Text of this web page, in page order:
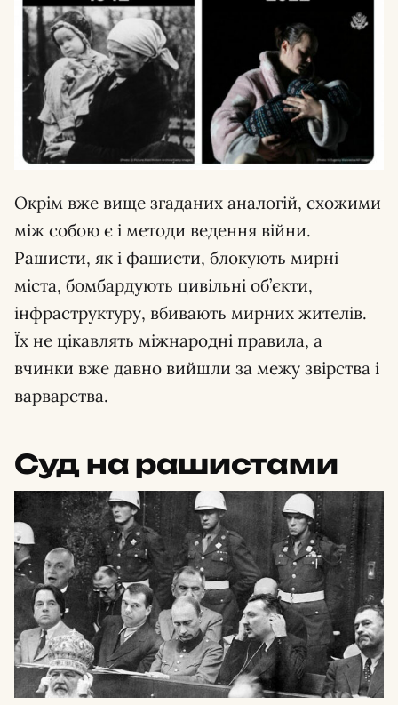
Окрім вже вище згаданих аналогій, схожими
між собою є і методи ведення війни.
Рашисти, як і фашисти, блокують мирні
міста, бомбардують цивільні об’єкти,
інфраструктуру, вбивають мирних жителів.
Їх не цікавлять міжнародні правила, а
вчинки вже давно вийшли за межу звірства і
варварства.
Суд на рашистами